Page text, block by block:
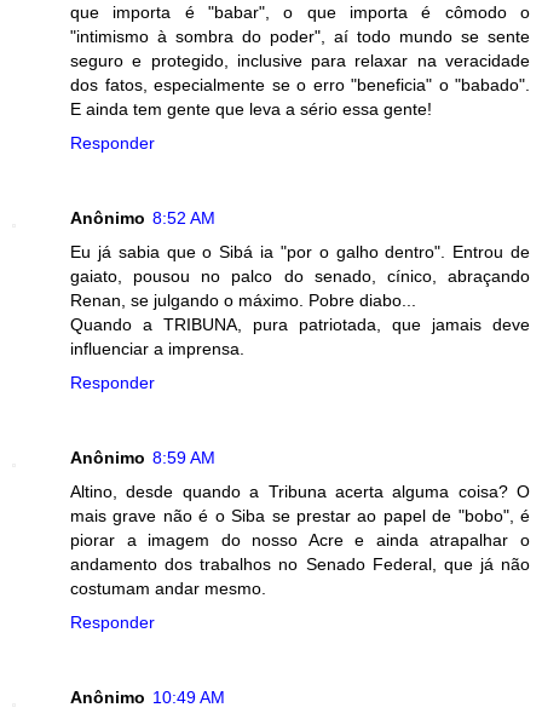
que importa é "babar", o que importa é cômodo o
"intimismo à sombra do poder", aí todo mundo se sente
seguro e protegido, inclusive para relaxar na veracidade
dos fatos, especialmente se o erro "beneficia" o "babado".
E ainda tem gente que leva a sério essa gente!
Responder
Anônimo 8:52 AM
Eu já sabia que o Sibá ia "por o galho dentro". Entrou de
gaiato, pousou no palco do senado, cínico, abraçando
Renan, se julgando o máximo. Pobre diabo...
Quando a TRIBUNA, pura patriotada, que jamais deve
influenciar a imprensa.
Responder
Anônimo 8:59 AM
Altino, desde quando a Tribuna acerta alguma coisa? O
mais grave não é o Siba se prestar ao papel de "bobo", é
piorar a imagem do nosso Acre e ainda atrapalhar o
andamento dos trabalhos no Senado Federal, que já não
costumam andar mesmo.
Responder
Anônimo 10:49 AM